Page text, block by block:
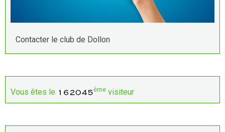
Contacter le club de Dollon
Vous êtes le ème visiteur